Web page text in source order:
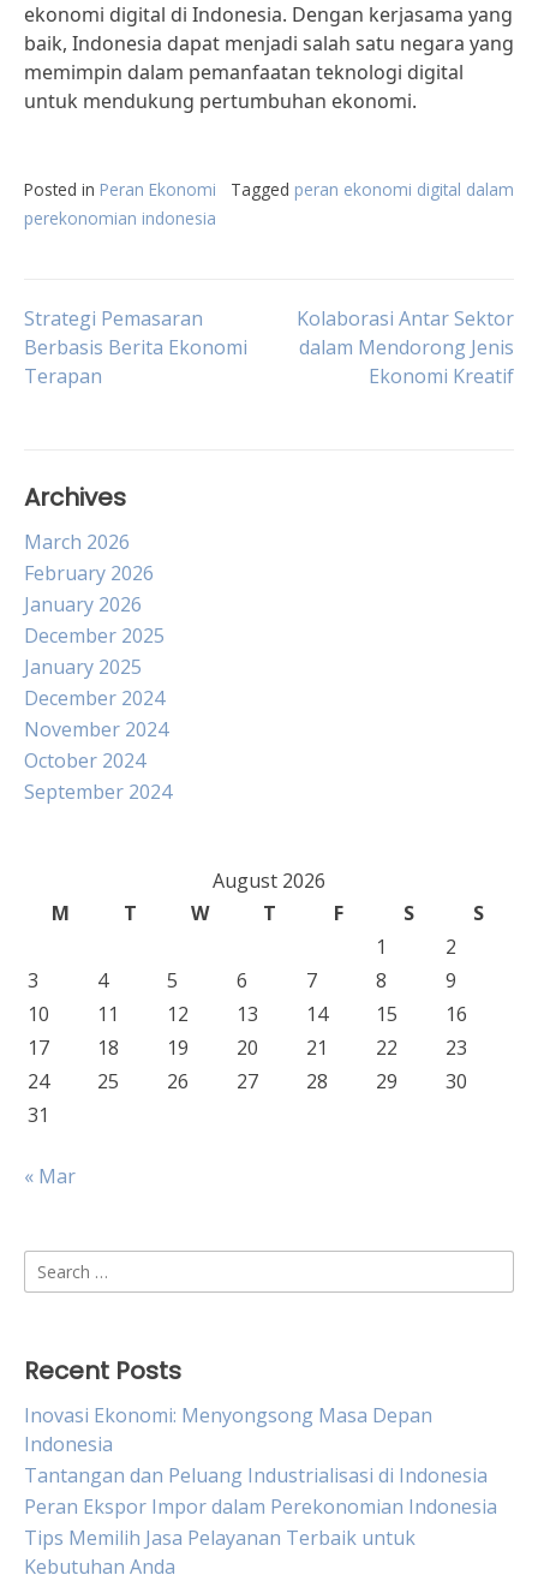
ekonomi digital di Indonesia. Dengan kerjasama yang
baik, Indonesia dapat menjadi salah satu negara yang
memimpin dalam pemanfaatan teknologi digital
untuk mendukung pertumbuhan ekonomi.
Posted in Peran Ekonomi Tagged peran ekonomi digital dalam
perekonomian indonesia
Post
navigation
Strategi Pemasaran
Berbasis Berita Ekonomi
Terapan
Kolaborasi Antar Sektor
dalam Mendorong Jenis
Ekonomi Kreatif
Archives
March 2026
February 2026
January 2026
December 2025
January 2025
December 2024
November 2024
October 2024
September 2024
August 2026
M
T W T F S
S
1
2
3
4 5 6 7 8
9
10
11 12 13 14 15
16
17
18 19 20 21 22
23
24
25 26 27 28 29
30
31
« Mar
Search
for:
Recent Posts
Inovasi Ekonomi: Menyongsong Masa Depan
Indonesia
Tantangan dan Peluang Industrialisasi di Indonesia
Peran Ekspor Impor dalam Perekonomian Indonesia
Tips Memilih Jasa Pelayanan Terbaik untuk
Kebutuhan Anda